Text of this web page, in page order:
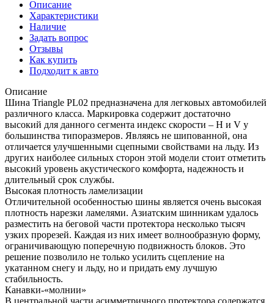
Описание
Характеристики
Наличие
Задать вопрос
Отзывы
Как купить
Подходит к авто
Описание
Шина Triangle PL02 предназначена для легковых автомобилей
различного класса. Маркировка содержит достаточно
высокий для данного сегмента индекс скорости – H и V у
большинства типоразмеров. Являясь не шипованной, она
отличается улучшенными сцепными свойствами на льду. Из
других наиболее сильных сторон этой модели стоит отметить
высокий уровень акустического комфорта, надежность и
длительный срок службы.
Высокая плотность ламелизации
Отличительной особенностью шины является очень высокая
плотность нарезки ламелями. Азиатским шинникам удалось
разместить на беговой части протектора несколько тысяч
узких прорезей. Каждая из них имеет волнообразную форму,
ограничивающую поперечную подвижность блоков. Это
решение позволило не только усилить сцепление на
укатанном снегу и льду, но и придать ему лучшую
стабильность.
Канавки-«молнии»
В центральной части асимметричного протектора содержатся